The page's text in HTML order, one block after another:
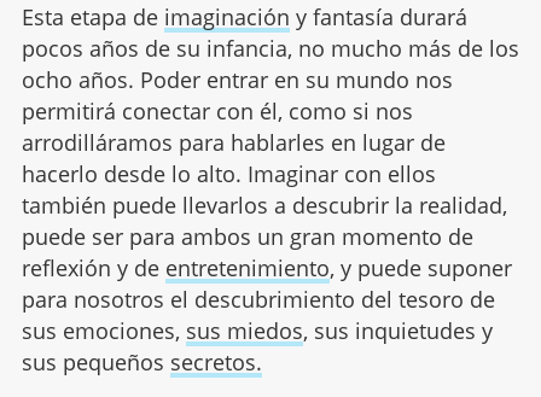
Esta etapa de imaginación y fantasía durará
pocos años de su infancia, no mucho más de los
ocho años. Poder entrar en su mundo nos
permitirá conectar con él, como si nos
arrodilláramos para hablarles en lugar de
hacerlo desde lo alto. Imaginar con ellos
también puede llevarlos a descubrir la realidad,
puede ser para ambos un gran momento de
reflexión y de entretenimiento, y puede suponer
para nosotros el descubrimiento del tesoro de
sus emociones, sus miedos, sus inquietudes y
sus pequeños secretos.